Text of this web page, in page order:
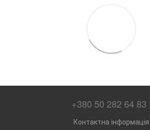
+380 50 282 64 83
Контактна інформація